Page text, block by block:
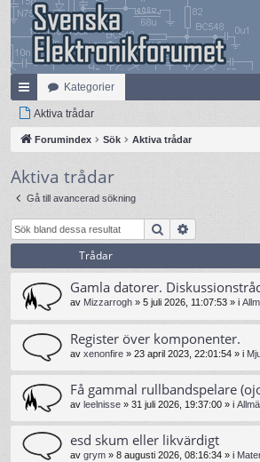
na
bb
lä
nk
ar
Kategorier
Aktiva trådar
Forumindex Sök Aktiva trådar
Aktiva trådar
Gå till avancerad sökning
Sök
Trådar
Gamla datorer.
av Mizzarrogh » 5 juli 2026, 11:07:53 » i
Register över komponenter.
av xenonfire » 23 april 2023, 22:01:54 » i
Få gammal rullbandspelare
av leelnisse » 31 juli 2026, 19:37:00 » i
esd skum eller likvärdigt
av grym » 8 augusti 2026, 08:16:34 » i